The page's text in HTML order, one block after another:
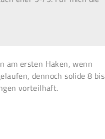
am ersten Haken, wenn
dennoch solide 8 bis
vorteilhaft.